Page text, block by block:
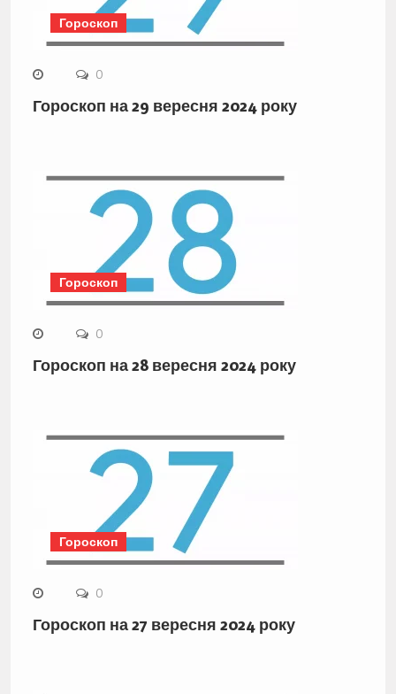
Гороскоп
0
Гороскоп на 29 вересня 2024 року
Гороскоп
0
Гороскоп на 28 вересня 2024 року
Гороскоп
0
Гороскоп на 27 вересня 2024 року